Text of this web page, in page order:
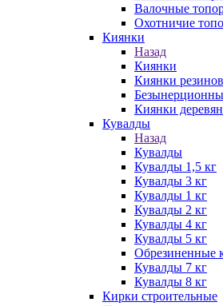
Валочные
Охотничие
Киянки
Назад
Киянки
Киянки
Киянки
Кувалды
Назад
Кувалды
Кувалды 1,5 кг
Кувалды 3 кг
Кувалды 1 кг
Кувалды 2 кг
Кувалды 4 кг
Кувалды 5 кг
Обрезиненные
Кувалды 7 кг
Кувалды 8 кг
Кирки строительные